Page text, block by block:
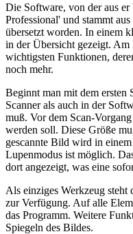
Die Software, von der aus
Professional' und stammt
übersetzt worden. In einem
in der Übersicht gezeigt.
wichtigsten Funktionen,
noch mehr.
Beginnt man mit dem ersten
Scanner als auch in der
muß. Vor dem Scan-
werden soll. Diese Größe
gescannte Bild wird in
Lupenmodus ist möglich.
dort angezeigt, was eine
Als einziges Werkzeug steht
zur Verfügung. Auf alle
das Programm. Weitere
Spiegeln des Bildes.